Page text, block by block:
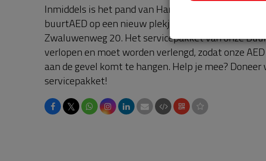
Inmiddels is het pand van Harry Janmaat gesloopt
buurtAED op een nieuw plekje. Hij komt
Zwaluwenweg 20. Het servicepakket van onze
verlopen en moet worden verlengd, zodat onze
aan de gevel komt te hangen. Help je mee? Doneer
servicepakket!
𝕏